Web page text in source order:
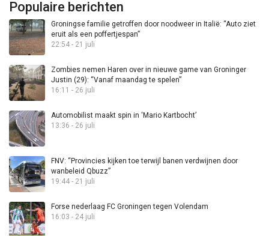
Populaire berichten
Groningse familie getroffen door noodweer in Italië: “Auto ziet
eruit als een poffertjespan”
22:54 - 21 juli
Zombies nemen Haren over in nieuwe game van Groninger
Justin (29): “Vanaf maandag te spelen”
16:11 - 26 juli
Automobilist maakt spin in ‘Mario Kartbocht’
13:36 - 26 juli
FNV: “Provincies kijken toe terwijl banen verdwijnen door
wanbeleid Qbuzz”
19:44 - 21 juli
Forse nederlaag FC Groningen tegen Volendam
16:03 - 24 juli